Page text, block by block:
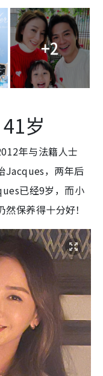
+2
岁
年与法籍人士
Jacques，两年后
已经9岁，而小
保养得十分好！